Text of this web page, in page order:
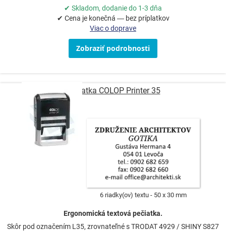
✔ Skladom, dodanie do 1-3 dňa
✔ Cena je konečná — bez príplatkov
Viac o doprave
Zobraziť podrobnosti
Pečiatka COLOP Printer 35
6 riadky(ov) textu 50 x 30 mm
Ergonomická textová pečiatka.
Skôr pod označením L35, zrovnateľné s TRODAT 4929 / SHINY S827